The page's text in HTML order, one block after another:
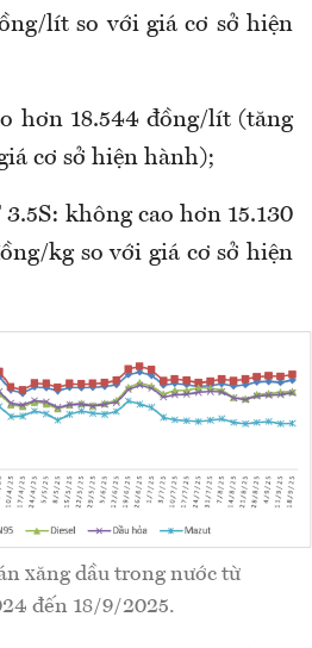
lít so với giá cơ sở hiện
hơn 18.544 đồng/lít (tăng
cơ sở hiện hành);
không cao hơn 15.130
kg so với giá cơ sở hiện
xăng dầu trong nước từ
đến 18/9/2025.